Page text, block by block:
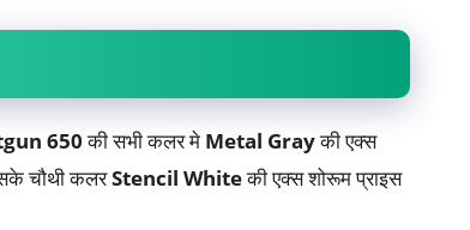
650की सभी कलर मे Metal Grayकी एक्स
चौथी कलरStencil Whiteकी एक्स शोरूम प्राइस